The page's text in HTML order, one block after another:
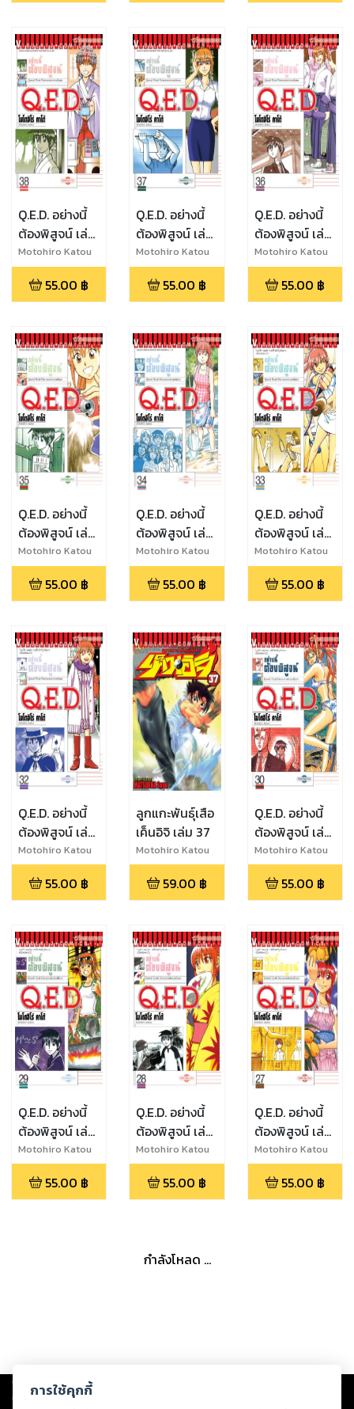
Q.E.D. อย่างนี้
ต้องพิสูจน์ เล่ม
38
Motohiro Katou
55.00 ฿
Q.E.D. อย่างนี้
ต้องพิสูจน์ เล่ม
37
Motohiro Katou
55.00 ฿
Q.E.D. อย่างนี้
ต้องพิสูจน์ เล่ม
36
Motohiro Katou
55.00 ฿
Q.E.D. อย่างนี้
ต้องพิสูจน์ เล่ม
35
Motohiro Katou
55.00 ฿
Q.E.D. อย่างนี้
ต้องพิสูจน์ เล่ม
34
Motohiro Katou
55.00 ฿
Q.E.D. อย่างนี้
ต้องพิสูจน์ เล่ม
33
Motohiro Katou
55.00 ฿
Q.E.D. อย่างนี้
ต้องพิสูจน์ เล่ม
32
Motohiro Katou
55.00 ฿
ลูกแกะพันธุ์เสือ
เค็นอิจิ เล่ม 37
Motohiro Katou
59.00 ฿
Q.E.D. อย่างนี้
ต้องพิสูจน์ เล่ม
30
Motohiro Katou
55.00 ฿
Q.E.D. อย่างนี้
ต้องพิสูจน์ เล่ม
29
Motohiro Katou
55.00 ฿
Q.E.D. อย่างนี้
ต้องพิสูจน์ เล่ม
28
Motohiro Katou
55.00 ฿
Q.E.D. อย่างนี้
ต้องพิสูจน์ เล่ม
27
Motohiro Katou
55.00 ฿
กำลังโหลด ...
Copyright © 2026
ต่อผลงานหรือเนื้อหาใดที่อัปโหลดผ่านเว็บไซต์และปรากฏว่าละเมิดสิทธิใน
การใช้คุกกี้